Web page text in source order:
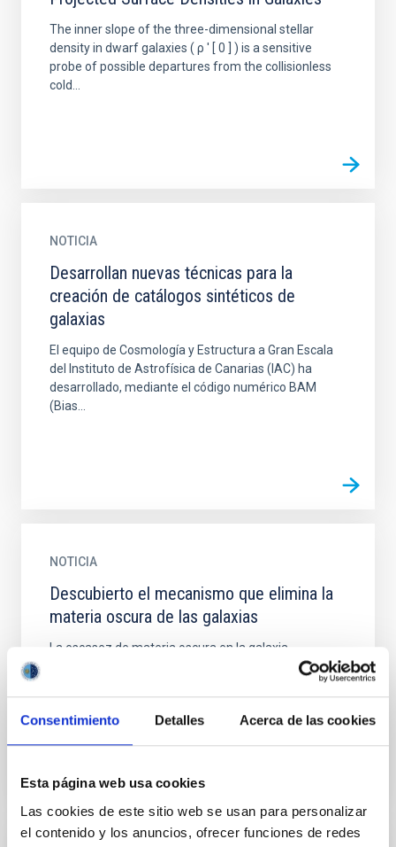
Consentimiento Detalles Acerca de las cookies
Esta página web usa cookies
Las cookies de este sitio web se usan para personalizar
el contenido y los anuncios, ofrecer funciones de redes
The inner slope of the three-dimensional stellar
density in dwarf galaxies ( ρ ' [ 0 ] ) is a sensitive
probe of possible departures from the collisionless
cold...
NOTICIA
Desarrollan nuevas técnicas para la
creación de catálogos sintéticos de
galaxias
El equipo de Cosmología y Estructura a Gran Escala
del Instituto de Astrofísica de Canarias (IAC) ha
desarrollado, mediante el código numérico BAM
(Bias...
NOTICIA
Descubierto el mecanismo que elimina la
materia oscura de las galaxias
La escasez de materia oscura en la galaxia
NGC1052-DF4 ha desconcertado durante varios años
a la comunidad astronómica. Ahora, un equipo de